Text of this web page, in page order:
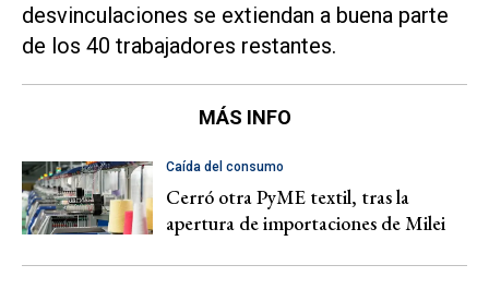
desvinculaciones se extiendan a buena parte
de los 40 trabajadores restantes.
MÁS INFO
Caída del consumo
Cerró otra PyME textil, tras la
apertura de importaciones de Milei